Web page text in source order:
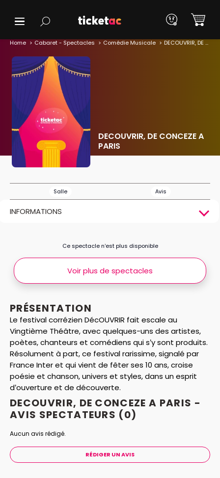
Home Cabaret - Spectacles Comédie Musicale DECOUVRIR, DE CONCEZE A PARIS
DECOUVRIR, DE CONCEZE A
PARIS
Salle Avis
INFORMATIONS
PRÉSENTATION
Le festival corrézien DécOUVRIR fait escale au
Vingtième Théâtre, avec quelques-uns des artistes,
poètes, chanteurs et comédiens qui s’y sont produits.
Résolument à part, ce festival rarissime, signalé par
France Inter et qui vient de fêter ses 10 ans, croise
poésie et chanson, univers et styles, dans un esprit
d’ouverture et de découverte.
Ce spectacle n’est plus disponible
Voir plus de spectacles
DECOUVRIR, DE CONCEZE A PARIS -
AVIS SPECTATEURS (0)
Aucun avis rédigé.
RÉDIGER UN AVIS